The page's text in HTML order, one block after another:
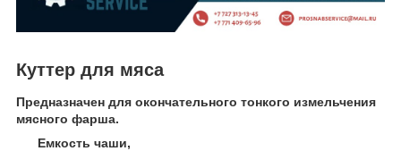
Куттер для мяса
Предназначен для окончательного тонкого измельчения
мясного фарша.
Емкость чаши,